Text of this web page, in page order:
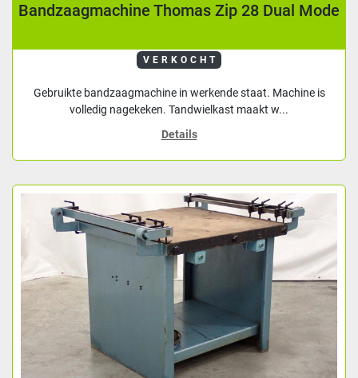
Bandzaagmachine Thomas Zip 28 Dual Mode
VERKOCHT
Gebruikte bandzaagmachine in werkende staat. Machine is
volledig nagekeken. Tandwielkast maakt w...
Details